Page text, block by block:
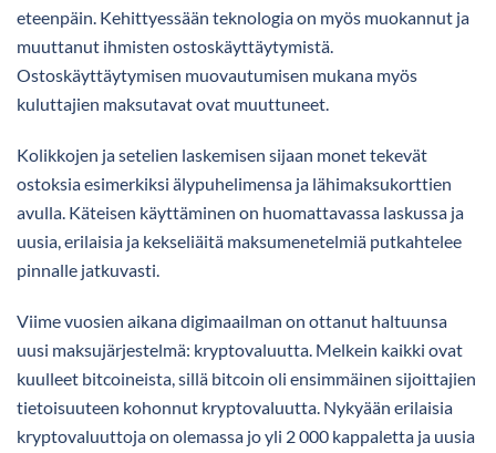
eteenpäin. Kehittyessään teknologia on myös muokannut ja
muuttanut ihmisten ostoskäyttäytymistä.
Ostoskäyttäytymisen muovautumisen mukana myös
kuluttajien maksutavat ovat muuttuneet.
Kolikkojen ja setelien laskemisen sijaan monet tekevät
ostoksia esimerkiksi älypuhelimensa ja lähimaksukorttien
avulla. Käteisen käyttäminen on huomattavassa laskussa ja
uusia, erilaisia ja kekseliäitä maksumenetelmiä putkahtelee
pinnalle jatkuvasti.
Viime vuosien aikana digimaailman on ottanut haltuunsa
uusi maksujärjestelmä: kryptovaluutta. Melkein kaikki ovat
kuulleet bitcoineista, sillä bitcoin oli ensimmäinen sijoittajien
tietoisuuteen kohonnut kryptovaluutta. Nykyään erilaisia
kryptovaluuttoja on olemassa jo yli 2 000 kappaletta ja uusia